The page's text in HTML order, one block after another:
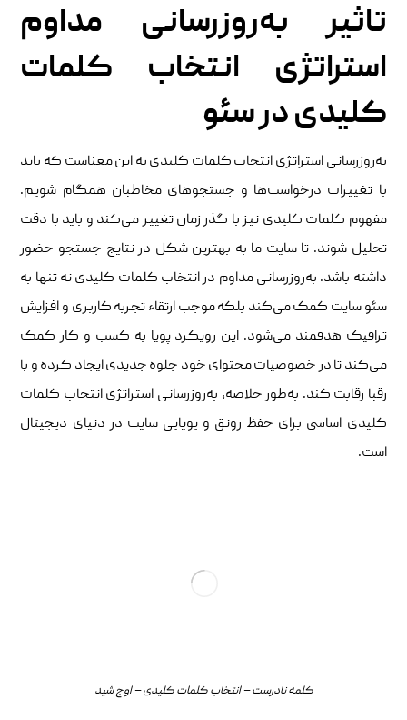
تاثیر به‌روزرسانی مداوم
استراتژی انتخاب کلمات
کلیدی در سئو
به‌روزرسانی استراتژی انتخاب کلمات کلیدی به این معناست که باید
با تغییرات درخواست‌ها و جستجوهای مخاطبان همگام شویم.
مفهوم کلمات کلیدی نیز با گذر زمان تغییر می‌کند و باید با دقت
تحلیل شوند. تا سایت ما به بهترین شکل در نتایج جستجو حضور
داشته باشد. به‌روزرسانی مداوم در انتخاب کلمات کلیدی نه تنها به
سئو سایت کمک می‌کند بلکه موجب ارتقاء تجربه کاربری و افزایش
ترافیک هدفمند می‌شود. این رویکرد پویا به کسب و کار کمک
می‌کند تا در خصوصیات محتوای خود جلوه جدیدی ایجاد کرده و با
رقبا رقابت کند. به‌طور خلاصه، به‌روزرسانی استراتژی انتخاب کلمات
کلیدی اساسی برای حفظ رونق و پویایی سایت در دنیای دیجیتال
است.
کلمه نادرست – انتخاب کلمات کلیدی – اوج شید